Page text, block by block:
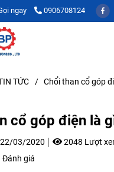
ngay 0906708124
TỨC / Chổi than cổ góp
cổ góp điện là
22/03/2020
2048 Lượt
Đánh giá